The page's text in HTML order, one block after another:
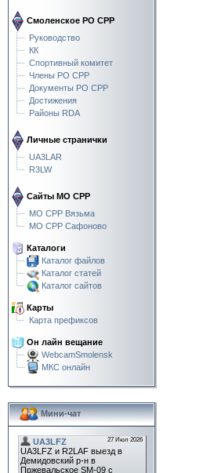
Смоленское РО СРР
Руководство
КК
Спортивный комитет
Члены РО СРР
Документы РО СРР
Достижения
Районы RDA
Личные странички
UA3LAR
R3LW
Сайты МО СРР
МО СРР Вязьма
МО СРР Сафоново
Каталоги
Каталог файлов
Каталог статей
Каталог сайтов
Карты
Карта префиксов
Он лайн вещание
WebcamSmolensk
МКС онлайн
Мини-чат